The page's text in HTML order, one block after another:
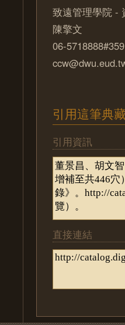
致遠管理學院 -
陳擎文
06-5718888#359
引用這筆典
引用資訊
直接連結